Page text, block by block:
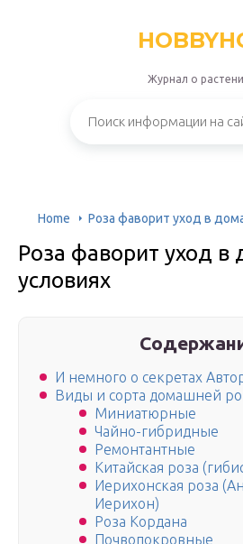
Журнал о
Home Роза фаворит уход в
Роза фаворит уход
условиях
И немного о секретах
Виды и сорта домашней
Миниатюрные
Чайно-гибридные
Ремонтантные
Китайская роза
Иерихонская роза
Иерихон)
Роза Кордана
Почвопокровные